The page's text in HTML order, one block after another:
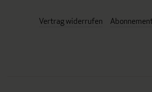
Vertrag widerrufen